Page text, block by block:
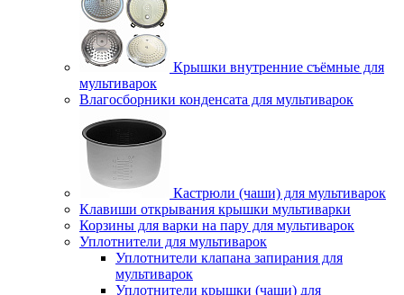
Крышки внутренние съёмные для
мультиварок
Влагосборники конденсата для мультиварок
Кастрюли (чаши) для мультиварок
Клавиши открывания крышки мультиварки
Корзины для варки на пару для мультиварок
Уплотнители для мультиварок
Уплотнители клапана запирания для
мультиварок
Уплотнители крышки (чаши) для